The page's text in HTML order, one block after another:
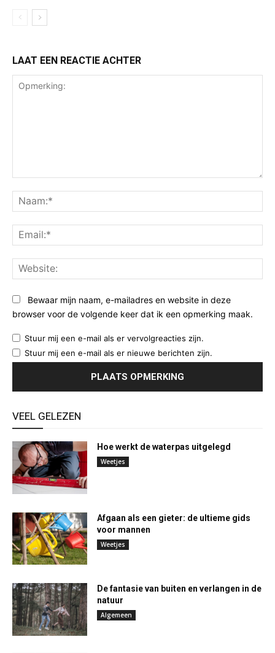
LAAT EEN REACTIE ACHTER
Bewaar mijn naam, e-mailadres en website in deze
browser voor de volgende keer dat ik een opmerking maak.
Stuur mij een e-mail als er vervolgreacties zijn.
Stuur mij een e-mail als er nieuwe berichten zijn.
VEEL GELEZEN
Hoe werkt de waterpas uitgelegd
Weetjes
Afgaan als een gieter: de ultieme gids
voor mannen
Weetjes
De fantasie van buiten en verlangen in de
natuur
Algemeen